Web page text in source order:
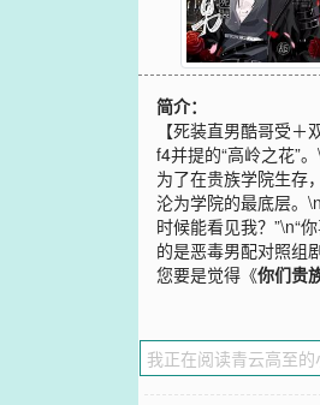
简介：
【死装直男酷哥受
f4并提的“高岭之花”
为了在贵族学院生存
沦为学院的最底层。
时候能看见我？”\n“
的是恶毒男配对照组
您要是觉得《你们贵